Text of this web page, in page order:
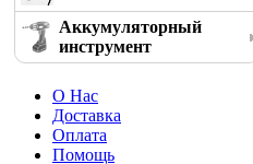
Аккумуляторный
инструмент
О Нас
Доставка
Оплата
Помощь